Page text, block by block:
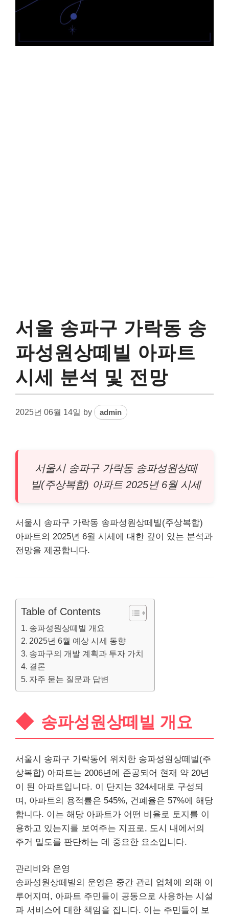
서울 송파구 가락동 송
파성원상떼빌 아파트
시세 분석 및 전망
2025년 06월 14일 by admin
서울시 송파구 가락동송파성원상떼
빌(주상복합) 아파트 2025년 6월 시세
서울시 송파구 가락동 송파성원상떼빌(주상복합)
아파트의 2025년 6월 시세에 대한 깊이 있는 분석과
전망을 제공합니다.
Table of Contents
송파성원상떼빌 개요
2025년 6월 예상 시세 동향
송파구의 개발 계획과 투자 가치
결론
자주 묻는 질문과 답변
송파성원상떼빌 개요
서울시 송파구 가락동에 위치한 송파성원상떼빌(주
상복합) 아파트는 2006년에 준공되어 현재 약 20년
이 된 아파트입니다. 이 단지는 324세대로 구성되
며, 아파트의 용적률은 545%, 건폐율은 57%에 해당
합니다. 이는 해당 아파트가 어떤 비율로 토지를 이
용하고 있는지를 보여주는 지표로, 도시 내에서의
주거 밀도를 판단하는 데 중요한 요소입니다.
관리비와 운영
송파성원상떼빌의 운영은 중간 관리 업체에 의해 이
루어지며, 아파트 주민들이 공동으로 사용하는 시설
과 서비스에 대한 책임을 집니다. 이는 주민들이 보